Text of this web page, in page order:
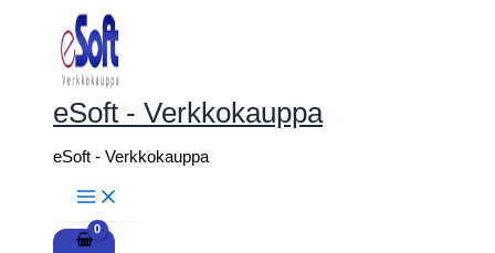
sisältöön
eSoft - Verkkokauppa
eSoft - Verkkokauppa